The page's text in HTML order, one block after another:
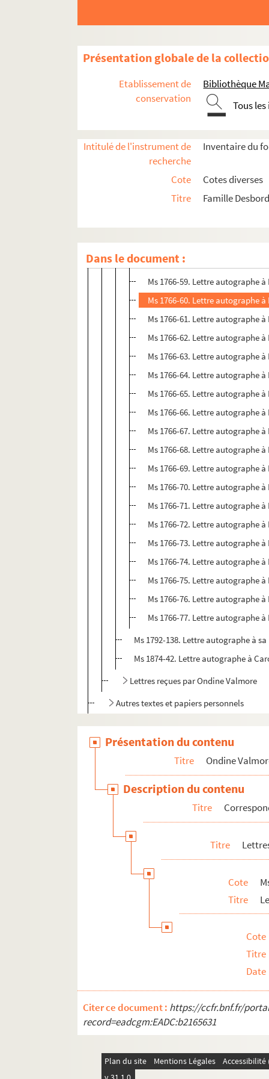
Présentation globale de la
Etablissement de
conservation
Bibliothèque
Tous
Intitulé de l'instrument de
recherche
Inventaire du
Cote
Cotes diverses
Titre
Famille
Dans le document :
Ms 1766-47. Lettre autographe à
Ms 1766-49. Lettre autographe à
Ms 1766-50. Lettre autographe à
Ms 1766-51. Lettre autographe à
Ms 1766-52. Lettre autographe à
Ms 1766-53. Lettre autographe aux
Ms 1766-55 à Ms 1766-77. Lettres
Ms 1766-58. Lettre autographe
Ms 1766-59. Lettre autographe
Ms 1766-60. Lettre autographe
Ms 1766-61. Lettre autographe
Ms 1766-62. Lettre autographe
Ms 1766-63. Lettre autographe
Ms 1766-64. Lettre autographe
Ms 1766-65. Lettre autographe
Ms 1766-66. Lettre autographe
Ms 1766-67. Lettre autographe
Ms 1766-68. Lettre autographe
Ms 1766-69. Lettre autographe
Ms 1766-70. Lettre autographe
Ms 1766-71. Lettre autographe
Ms 1766-72. Lettre autographe
Ms 1766-73. Lettre autographe
Ms 1766-74. Lettre autographe
Ms 1766-75. Lettre autographe
Ms 1766-76. Lettre autographe
Ms 1766-77. Lettre autographe
Ms 1792-138. Lettre autographe à
Ms 1874-42. Lettre autographe à
Lettres reçues par Ondine Valmore
Autres textes et papiers personnels
Autres membres de la famille
Autres personnalités
Présentation du contenu
Titre Ondine
Description du contenu
Titre
Titre
Cote
Titre
Cote
Titre
Date
Citer ce document : https://ccfr.bnf.fr/
record=eadcgm:EADC:b2165631
Plan du site Mentions Légales